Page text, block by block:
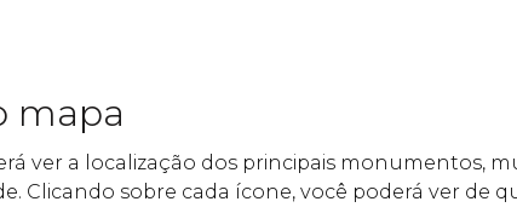
mapa
ver a localização dos principais monumentos,
Clicando sobre cada ícone, você poderá ver de